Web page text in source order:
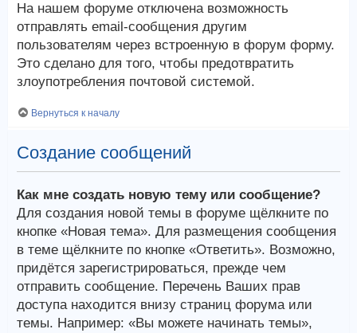
На нашем форуме отключена возможность
отправлять email-сообщения другим
пользователям через встроенную в форум форму.
Это сделано для того, чтобы предотвратить
злоупотребления почтовой системой.
Вернуться к началу
Создание сообщений
Как мне создать новую тему или сообщение?
Для создания новой темы в форуме щёлкните по
кнопке «Новая тема». Для размещения сообщения
в теме щёлкните по кнопке «Ответить». Возможно,
придётся зарегистрироваться, прежде чем
отправить сообщение. Перечень Ваших прав
доступа находится внизу страниц форума или
темы. Например: «Вы можете начинать темы»,